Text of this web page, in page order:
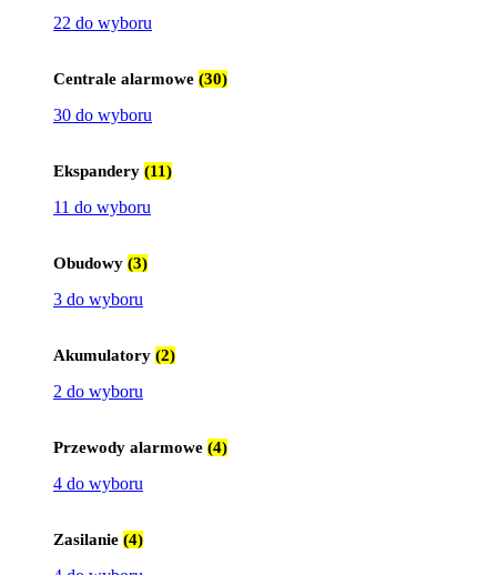
22 do wyboru
Centrale alarmowe (30)
30 do wyboru
Ekspandery (11)
11 do wyboru
Obudowy (3)
3 do wyboru
Akumulatory (2)
2 do wyboru
Przewody alarmowe (4)
4 do wyboru
Zasilanie (4)